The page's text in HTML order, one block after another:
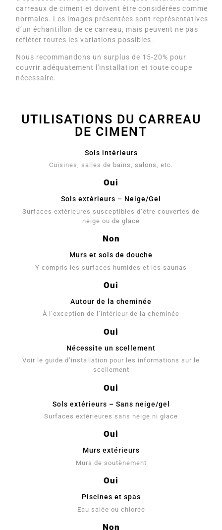
carreaux de ciment et doivent être considérées comme
normales. Les images présentées sont représentatives
d’un échantillon de ce carreau, mais peuvent ne pas
refléter toutes les variations possibles.
Nous recommandons un surplus de 15-20% pour
couvrir adéquatement l'installation et toute coupe
nécessaire.
UTILISATIONS DU CARREAU
DE CIMENT
Sols intérieurs
Cuisines, salles de bains, salons, etc.
Oui
Sols extérieurs – Neige/Gel
Surfaces extérieures susceptibles d’être couvertes de
neige ou de glace
Non
Murs et sols de douche
Y compris les surfaces humides et les saunas
Oui
Autour de la cheminée
À l’exception de l’intérieur de la cheminée
Oui
Nécessite un scellement
Voir le guide d’installation pour les informations sur le
scellement
Oui
Sols extérieurs – Sans neige/gel
Surfaces extérieures sans neige ni glace
Oui
Murs extérieurs
Murs de soutènement
Oui
Piscines et spas
Eau salée ou chlorée
Non